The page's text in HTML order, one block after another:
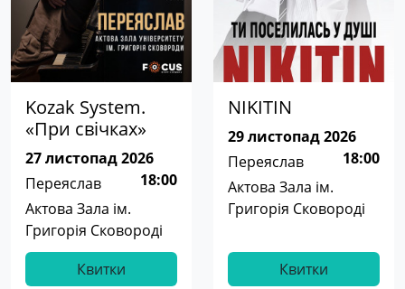
Kozak System.
«При свічках»
27 листопад 2026
18:00
Переяслав
Актова Зала ім.
Григорія Сковороді
Квитки
NIKITIN
29 листопад 2026
18:00
Переяслав
Актова Зала ім.
Григорія Сковороді
Квитки